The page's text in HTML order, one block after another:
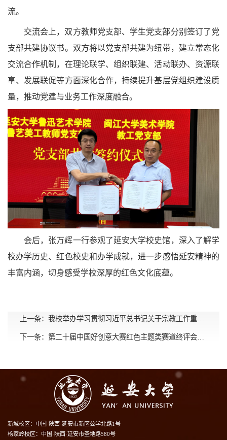
流。
交流会上，双方教师党支部、学生党支部分别签订了党
支部共建协议书。双方将以党支部共建为纽带，建立常态化
交流合作机制，在理论联学、组织联建、活动联办、资源联
享、发展联促等方面深化合作，持续提升基层党组织建设质
量，推动党建与业务工作深度融合。
会后，张万辉一行参观了延安大学校史馆，深入了解学
校办学历史、红色校史和办学成就，进一步感悟延安精神的
丰富内涵，切身感受学校深厚的红色文化底蕴。
上一条：
下一条：
新城校区：中国·陕西·延安市新区公学北路1号
杨家岭校区：中国·陕西·延安市圣地路580号